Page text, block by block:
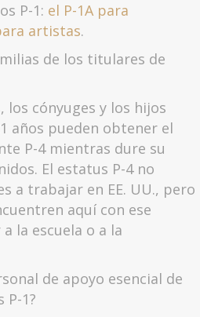
P-1: el P-1A para
artistas.
de los titulares de
los cónyuges y los hijos
años pueden obtener el
P-4 mientras dure su
El estatus P-4 no
a trabajar en EE. UU., pero
aquí con ese
la escuela o a la
de apoyo esencial de
P-1?